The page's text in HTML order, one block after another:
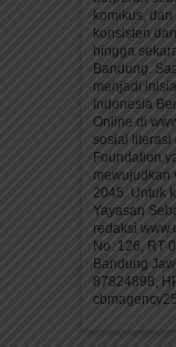
komikus,
konsisten
hingga
Bandung.
menjadi
Indonesia
Online di
sosial literasi
Foundation
mewujudkan
2045. Untuk
Yayasan
redaksi
No. 126, RT
Bandung
87824898,